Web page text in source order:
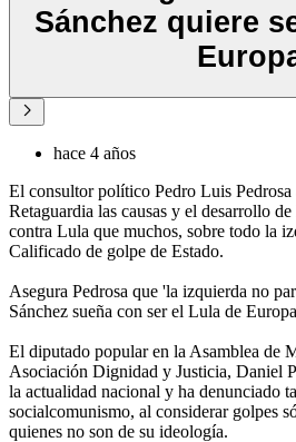
Sánchez quiere
hace 4 años
El consultor político Pedro Luis Pedrosa
Retaguardia las causas y el desarrollo
contra Lula que muchos, sobre todo la
Calificado de golpe de Estado.
Asegura Pedrosa que 'la izquierda no
Sánchez sueña con ser el Lula de
El diputado popular en la Asamblea de
Asociación Dignidad y Justicia, Daniel
la actualidad nacional y ha denunciado
socialcomunismo, al considerar golpes
quienes no son de su ideología.